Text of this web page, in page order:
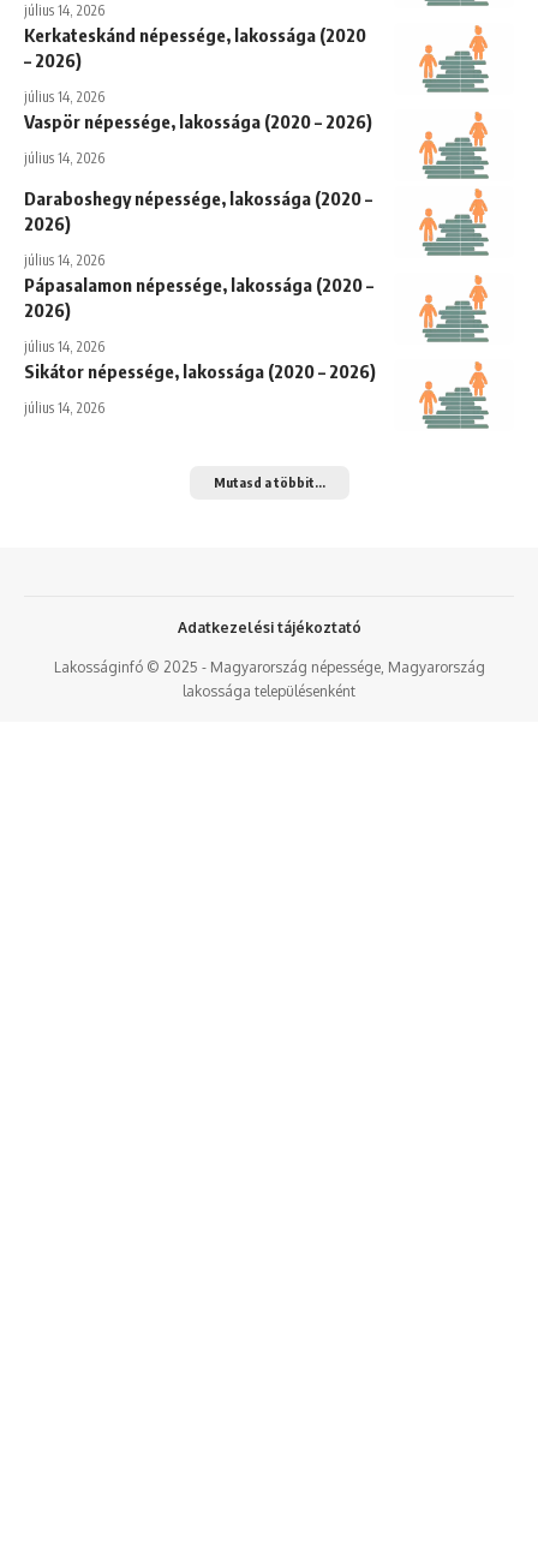
július 14, 2026
Kerkateskánd népessége, lakossága (2020
– 2026)
július 14, 2026
Vaspör népessége, lakossága (2020 – 2026)
július 14, 2026
Daraboshegy népessége, lakossága (2020 –
2026)
július 14, 2026
Pápasalamon népessége, lakossága (2020 –
2026)
július 14, 2026
Sikátor népessége, lakossága (2020 – 2026)
július 14, 2026
Mutasd a többit...
Lakosságinfó © 2025 - Magyarország népessége, Magyarország
lakossága településenként
Adatkezelési tájékoztató